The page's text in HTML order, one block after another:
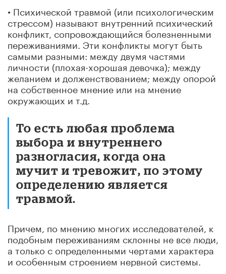
• Психической травмой (или психологическим
стрессом) называют внутренний психический
конфликт, сопровождающийся болезненными
переживаниями. Эти конфликты могут быть
самыми разными: между двумя частями
личности (плохая-хорошая девочка); между
желанием и долженствованием; между опорой
на собственное мнение или на мнение
окружающих и т.д.
То есть любая проблема
выбора и внутреннего
разногласия, когда она
мучит и тревожит, по этому
определению является
травмой.
Причем, по мнению многих исследователей, к
подобным переживаниям склонны не все люди,
а только с определенными чертами характера
и особенным строением нервной системы.